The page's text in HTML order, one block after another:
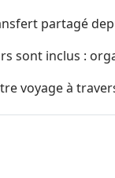
partagé
sont inclus :
voyage à